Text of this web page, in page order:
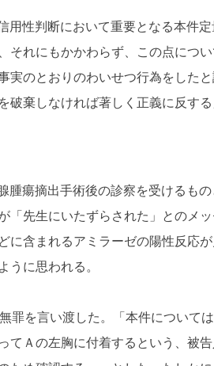
性判断において重要となる本件
それにもかかわらず、この点につ
実のとおりのわいせつ行為をした
破棄しなければ著しく正義に反する
摘出手術後の診察を受けるもの
「先生にいたずらされた」とのメ
に含まれるアミラーゼの陽性反応
うに思われる。
言い渡した。「本件については
てＡの左胸に付着するという、被